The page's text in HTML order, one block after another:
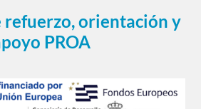
refuerzo, orientación y
PROA